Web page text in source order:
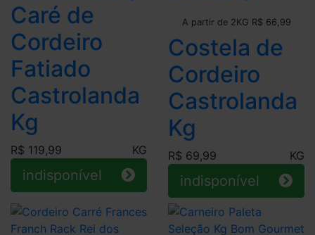
Caré de
Cordeiro
Fatiado
Castrolanda
Kg
R$ 119,99 KG
indisponível
A partir de 2KG R$ 66,99
Costela de
Cordeiro
Castrolanda
Kg
R$ 69,99 KG
indisponível